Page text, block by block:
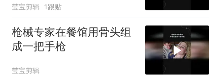
莹宝剪辑 1跟贴
枪械专家在餐馆用骨头组
成一把手枪
莹宝剪辑